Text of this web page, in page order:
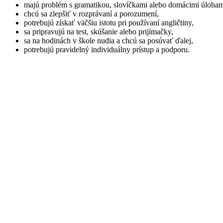
majú problém s gramatikou, slovíčkami alebo domácimi
chcú sa zlepšiť v rozprávaní a porozumení,
potrebujú získať väčšiu istotu pri používaní angličtiny,
sa pripravujú na test, skúšanie alebo prijímačky,
sa na hodinách v škole nudia a chcú sa posúvať ďalej,
potrebujú pravidelný individuálny prístup a podporu.